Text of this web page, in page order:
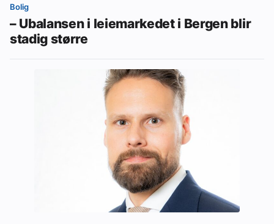
Bolig
– Ubalansen i leiemarkedet i Bergen blir
stadig større